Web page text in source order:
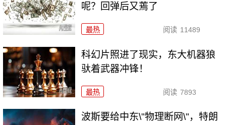
呢？回弹后又蔫了
最热 阅读 11489
科幻片照进了现实，东大机器狼
驮着武器冲锋！
最热 阅读 7893
波斯要给中东\"物理断网\"，特朗